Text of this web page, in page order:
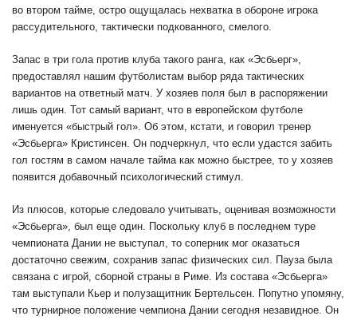
во втором тайме, остро ощущалась нехватка в обороне игрока
рассудительного, тактически подкованного, смелого.
Запас в три гола против клуба такого ранга, как «Эсбьерг»,
предоставлял нашим футболистам выбор ряда тактических
вариантов на ответный матч. У хозяев поля был в распоряжении
лишь один. Тот самый вариант, что в европейском футболе
именуется «быстрый гол». Об этом, кстати, и говорил тренер
«Эсбьерга» Кристинсен. Он подчеркнул, что если удастся забить
гол гостям в самом начале тайма как можно быстрее, то у хозяев
появится добавочный психологический стимул.
Из плюсов, которые следовало учитывать, оценивая возможности
«Эсбьерга», был еще один. Поскольку клуб в последнем туре
чемпионата Дании не выступал, то соперник мог оказаться
достаточно свежим, сохранив запас физических сил. Пауза была
связана с игрой, сборной страны в Риме. Из состава «Эсбьерга»
там выступали Кьер и полузащитник Бертельсен. Попутно упомяну,
что турнирное положение чемпиона Дании сегодня незавидное. Он